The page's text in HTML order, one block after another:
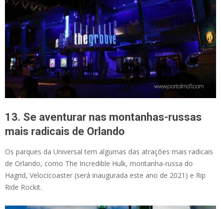
13. Se aventurar nas montanhas-russas
mais radicais de Orlando
Os parques da Universal tem algumas das atrações mais radicais
de Orlando, como The Incredible Hulk, montanha-russa do
Hagrid, Velocicoaster (será inaugurada este ano de 2021) e Rip
Ride Rockit.